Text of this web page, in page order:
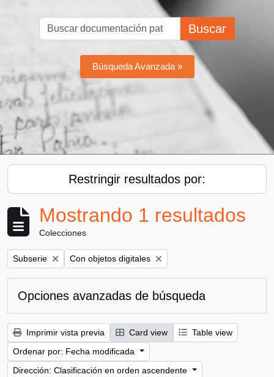
Buscar
Búsqueda Avanzada »
Restringir resultados por:
Mostrando 1 resultados
Colecciones
Remove filter:
Subserie Remove filter:
Con objetos digitales
Opciones avanzadas de búsqueda
Imprimir vista previa Card view
Table view
Ordenar por: Fecha modificada
Dirección: Clasificación en orden ascendente